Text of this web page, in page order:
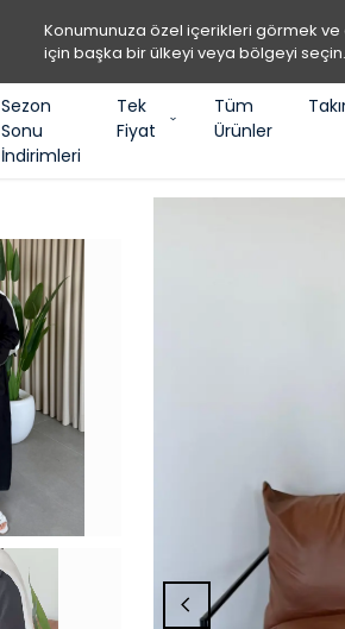
Konumunuza özel içerikleri görmek ve
için başka bir ülkeyi veya bölgeyi seçin.
Sezon
Sonu
İndirimleri
Tek
Fiyat
Tüm
Ürünler